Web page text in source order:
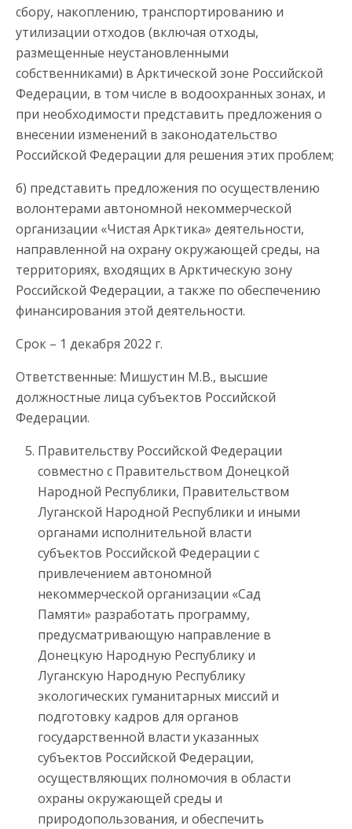
сбору, накоплению, транспортированию и
утилизации отходов (включая отходы,
размещенные неустановленными
собственниками) в Арктической зоне Российской
Федерации, в том числе в водоохранных зонах, и
при необходимости представить предложения о
внесении изменений в законодательство
Российской Федерации для решения этих проблем;
б) представить предложения по осуществлению
волонтерами автономной некоммерческой
организации «Чистая Арктика» деятельности,
направленной на охрану окружающей среды, на
территориях, входящих в Арктическую зону
Российской Федерации, а также по обеспечению
финансирования этой деятельности.
Срок – 1 декабря 2022 г.
Ответственные: Мишустин М.В., высшие
должностные лица субъектов Российской
Федерации.
Правительству Российской Федерации
совместно с Правительством Донецкой
Народной Республики, Правительством
Луганской Народной Республики и иными
органами исполнительной власти
субъектов Российской Федерации с
привлечением автономной
некоммерческой организации «Сад
Памяти» разработать программу,
предусматривающую направление в
Донецкую Народную Республику и
Луганскую Народную Республику
экологических гуманитарных миссий и
подготовку кадров для органов
государственной власти указанных
субъектов Российской Федерации,
осуществляющих полномочия в области
охраны окружающей среды и
природопользования, и обеспечить